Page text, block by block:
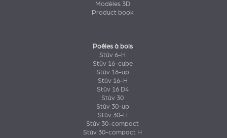
Modèles 3D
Product book
Poêles à bois
Stûv 6-H
Stûv 16-cube
Stûv 16-up
Stûv 16-H
Stûv 16 D4
Stûv 30
Stûv 30-up
Stûv 30-H
Stûv 30-compact
Stûv 30-compact H